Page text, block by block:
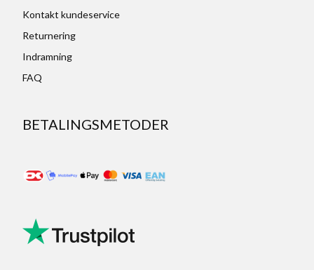
Kontakt kundeservice
Returnering
Indramning
FAQ
BETALINGSMETODER